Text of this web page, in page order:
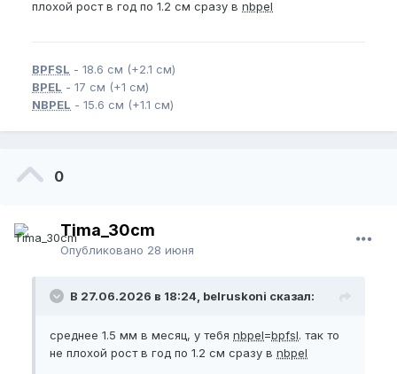
плохой рост в год по 1.2 см сразу в nbpel
BPFSL - 18.6 см (+2.1 см)
BPEL - 17 см (+1 см)
NBPEL - 15.6 см (+1.1 см)
0
Tima_30cm
Опубликовано 28 июня
В 27.06.2026 в 18:24, belruskoni сказал:
среднее 1.5 мм в месяц, у тебя nbpel=bpfsl. так то
не плохой рост в год по 1.2 см сразу в nbpel